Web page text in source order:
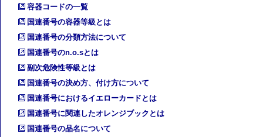
容器コードの一覧
国連番号の容器等級とは
国連番号の分類方法について
国連番号のn.o.sとは
副次危険性等級とは
国連番号の決め方、付け方について
国連番号におけるイエローカードとは
国連番号に関連したオレンジブックとは
国連番号の品名について